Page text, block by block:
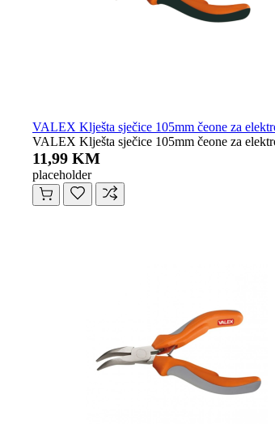
VALEX Klješta sječice 105mm čeone za
VALEX Klješta sječice 105mm čeone za
11,99 KM
placeholder